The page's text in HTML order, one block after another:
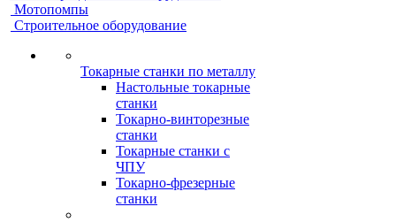
Мотопомпы
Строительное оборудование
Токарные станки по металлу
Настольные токарные
станки
Токарно-винторезные
станки
Токарные станки с
ЧПУ
Токарно-фрезерные
станки